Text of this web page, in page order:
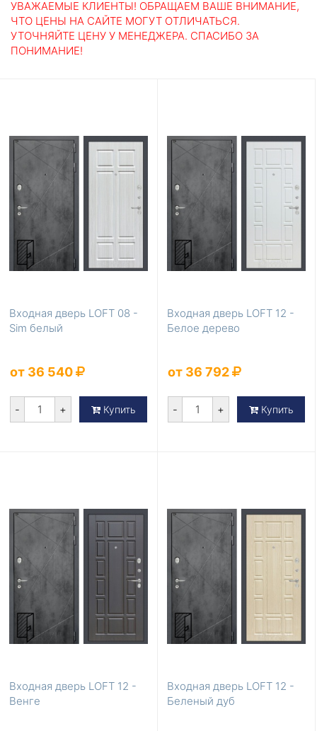
УВАЖАЕМЫЕ КЛИЕНТЫ! ОБРАЩАЕМ ВАШЕ ВНИМАНИЕ,
ЧТО ЦЕНЫ НА САЙТЕ МОГУТ ОТЛИЧАТЬСЯ.
УТОЧНЯЙТЕ ЦЕНУ У МЕНЕДЖЕРА. СПАСИБО ЗА
ПОНИМАНИЕ!
Входная дверь LOFT 08 -
Sim белый
от 36 540
- + Купить
Входная дверь LOFT 12 -
Белое дерево
от 36 792
- + Купить
Входная дверь LOFT 12 -
Венге
Входная дверь LOFT 12 -
Беленый дуб